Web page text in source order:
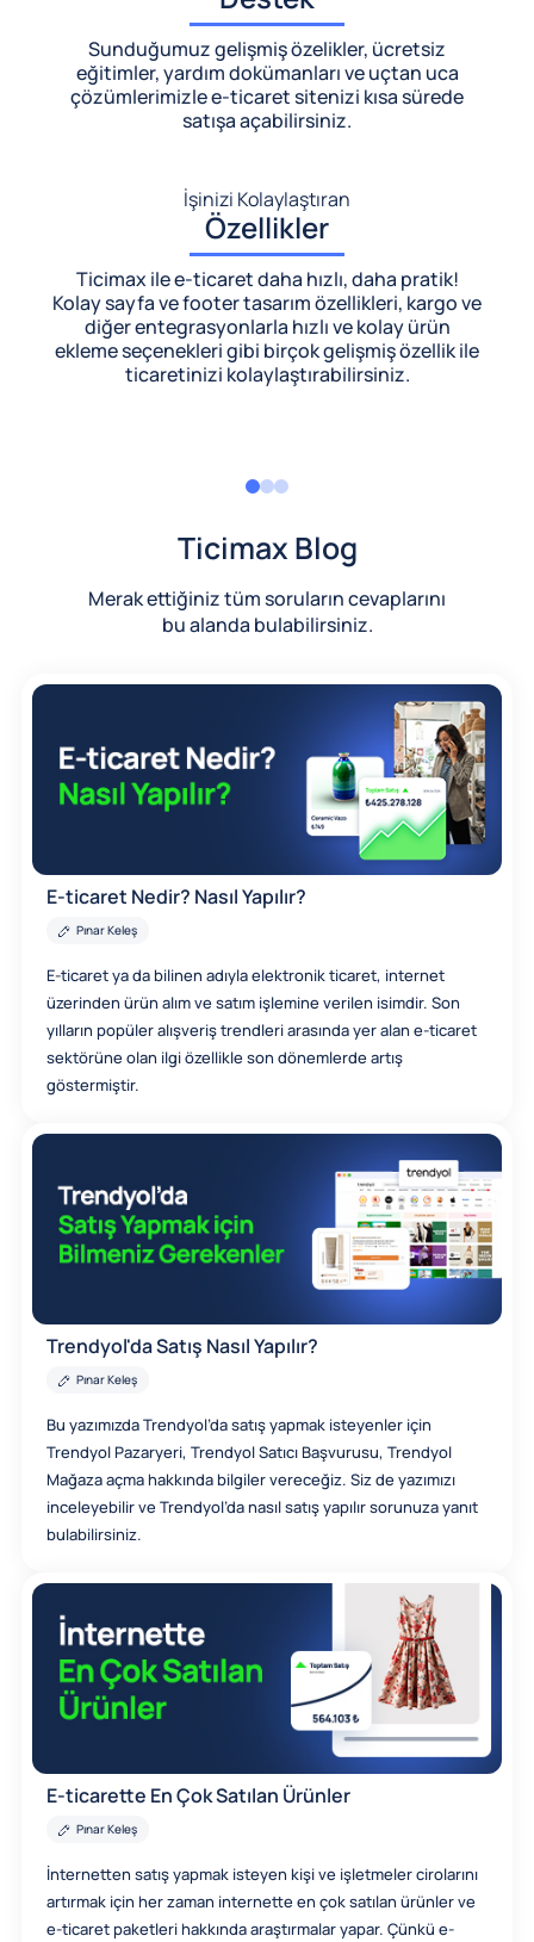
Sunduğumuz gelişmiş özelikler, ücretsiz
eğitimler, yardım dokümanları ve uçtan uca
çözümlerimizlee-ticaret sitenizi kısa sürede
satışa açabilirsiniz.
İşinizi Kolaylaştıran
Özellikler
Ticimax ile e-ticaret daha hızlı, daha pratik!
Kolay sayfa ve footer tasarım özellikleri, kargo ve
diğer entegrasyonlarla hızlı ve kolay ürün
ekleme seçenekleri gibi birçok gelişmiş özellik ile
ticaretinizi kolaylaştırabilirsiniz.
Ticimax Blog
Merak ettiğiniz tüm soruların cevaplarını
bu alanda bulabilirsiniz.
E-ticaret Nedir? Nasıl Yapılır?
Pınar Keleş
E-ticaret ya da bilinen adıyla elektronik ticaret, internet
üzerinden ürün alım ve satım işlemine verilen isimdir. Son
yılların popüler alışveriş trendleri arasında yer alan e-ticaret
sektörüne olan ilgi özellikle son dönemlerde artış
göstermiştir.
Trendyol'da Satış Nasıl Yapılır?
Pınar Keleş
Bu yazımızda Trendyol’da satış yapmak isteyenler için
Trendyol Pazaryeri, Trendyol Satıcı Başvurusu, Trendyol
Mağaza açma hakkında bilgiler vereceğiz. Siz de yazımızı
inceleyebilir ve Trendyol’da nasıl satış yapılır sorunuza yanıt
bulabilirsiniz.
E-ticarette En Çok Satılan Ürünler
Pınar Keleş
İnternetten satış yapmak isteyen kişi ve işletmeler cirolarını
artırmak için her zaman internette en çok satılan ürünler ve
e-ticaret paketleri hakkında araştırmalar yapar. Çünkü e-